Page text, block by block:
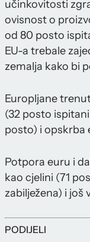
učinkovitosti
ovisnost o
od 80 posto
EU-a trebale
zemalja kako bi
Europljane
(32 posto
posto) i opskrba
Potpora euru i
kao cjelini (71
zabilježena) i
PODIJELI